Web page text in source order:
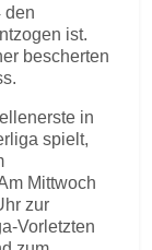
den
ist.
bescherten
in
spielt,
Mittwoch
zur
Vorletzten